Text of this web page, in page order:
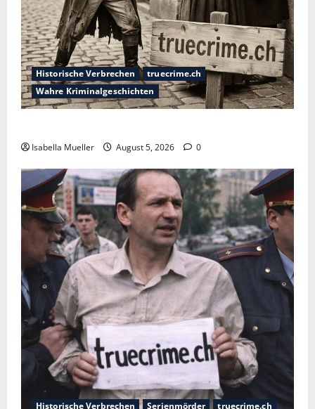
Historische Verbrechen
truecrime.ch
Wahre Kriminalgeschichten
Isabella Mueller August 5, 2026 0
Historische Verbrechen Serienmörder truecrime.ch